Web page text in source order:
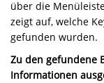
über die
zeigt auf, welche
gefunden wurden.
Zu den gefundene
Informationen